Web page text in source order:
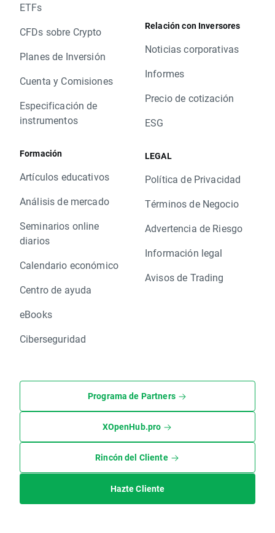
ETFs
CFDs sobre Crypto
Planes de Inversión
Cuenta y Comisiones
Especificación de
instrumentos
Formación
Artículos educativos
Análisis de mercado
Seminarios online
diarios
Calendario económico
Centro de ayuda
eBooks
Ciberseguridad
Relación con Inversores
Noticias corporativas
Informes
Precio de cotización
ESG
LEGAL
Política de Privacidad
Términos de Negocio
Advertencia de Riesgo
Información legal
Avisos de Trading
Programa de Partners
XOpenHub.pro
Rincón del Cliente
Hazte Cliente